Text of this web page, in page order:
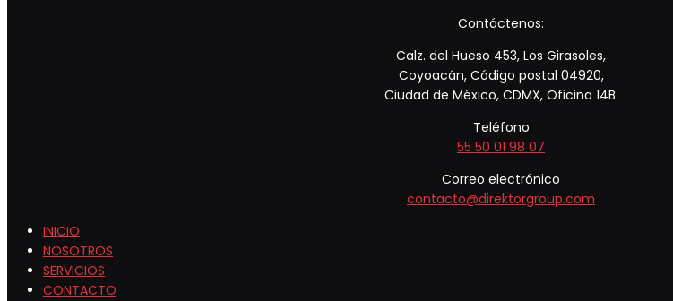
Contáctenos:
Calz. del Hueso 453, Los Girasoles,
Coyoacán, Código postal 04920,
Ciudad de México, CDMX, Oficina 14B.
Teléfono
55 50 01 98 07
Correo electrónico
contacto@direktorgroup.com
INICIO
NOSOTROS
SERVICIOS
CONTACTO